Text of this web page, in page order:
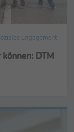
Engagement
DTM